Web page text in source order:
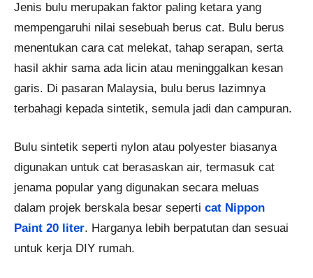
Jenis bulu merupakan faktor paling ketara yang
mempengaruhi nilai sesebuah berus cat. Bulu berus
menentukan cara cat melekat, tahap serapan, serta
hasil akhir sama ada licin atau meninggalkan kesan
garis. Di pasaran Malaysia, bulu berus lazimnya
terbahagi kepada sintetik, semula jadi dan campuran.
Bulu sintetik seperti nylon atau polyester biasanya
digunakan untuk cat berasaskan air, termasuk cat
jenama popular yang digunakan secara meluas
dalam projek berskala besar seperti cat Nippon
Paint 20 liter. Harganya lebih berpatutan dan sesuai
untuk kerja DIY rumah.